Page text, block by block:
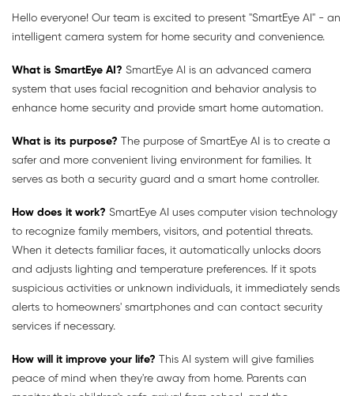
Hello everyone! Our team is excited to present "SmartEye AI" - an
intelligent camera system for home security and convenience.
What is SmartEye AI? SmartEye AI is an advanced camera
system that uses facial recognition and behavior analysis to
enhance home security and provide smart home automation.
What is its purpose? The purpose of SmartEye AI is to create a
safer and more convenient living environment for families. It
serves as both a security guard and a smart home controller.
How does it work? SmartEye AI uses computer vision technology
to recognize family members, visitors, and potential threats.
When it detects familiar faces, it automatically unlocks doors
and adjusts lighting and temperature preferences. If it spots
suspicious activities or unknown individuals, it immediately sends
alerts to homeowners' smartphones and can contact security
services if necessary.
How will it improve your life? This AI system will give families
peace of mind when they're away from home. Parents can